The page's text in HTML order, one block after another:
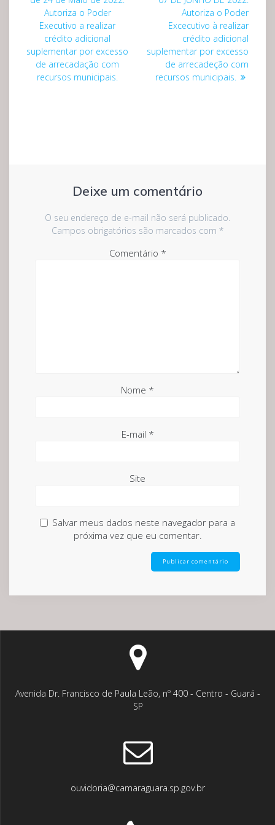
de
Post
Autoriza o Poder
Executivo a realizar
crédito adicional
suplementar por excesso
de arrecadação com
recursos municipais.
Autoriza o Poder
Excecutivo à realizar
crédito adicional
suplementar por excesso
de arrecadeção com
recursos municipais.
Deixe um comentário
O seu endereço de e-mail não será publicado.
Campos obrigatórios são marcados com *
Comentário *
Nome *
E-mail *
Site
Salvar meus dados neste navegador para a
próxima vez que eu comentar.
Avenida Dr. Francisco de Paula Leão, nº 400 - Centro - Guará -
SP
ouvidoria@camaraguara.sp.gov.br